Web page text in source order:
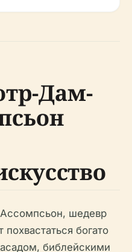
Дам-
шедевр
богато
библейскими